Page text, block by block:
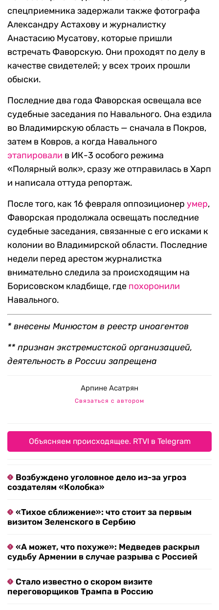
спецприемника задержали также фотографа
Александру Астахову и журналистку
Анастасию Мусатову, которые пришли
встречать Фаворскую. Они проходят по делу в
качестве свидетелей; у всех троих прошли
обыски.
Последние два года Фаворская освещала все
судебные заседания по Навального. Она ездила
во Владимирскую область — сначала в Покров,
затем в Ковров, а когда Навального
этапировали в ИК-3 особого режима
«Полярный волк», сразу же отправилась в Харп
и написала оттуда репортаж.
После того, как 16 февраля оппозиционер умер,
Фаворская продолжала освещать последние
судебные заседания, связанные с его исками к
колонии во Владимирской области. Последние
недели перед арестом журналистка
внимательно следила за происходящим на
Борисовском кладбище, где похоронили
Навального.
* внесены Минюстом в реестр иноагентов
** признан экстремистской организацией,
деятельность в России запрещена
Арпине Асатрян
Связаться с автором
Объясняем происходящее. RTVI в Telegram
Возбуждено уголовное дело из-за угроз
создателям «Колобка»
«Тихое сближение»: что стоит за первым
визитом Зеленского в Сербию
«А может, что похуже»: Медведев раскрыл
судьбу Армении в случае разрыва с Россией
Стало известно о скором визите
переговорщиков Трампа в Россию